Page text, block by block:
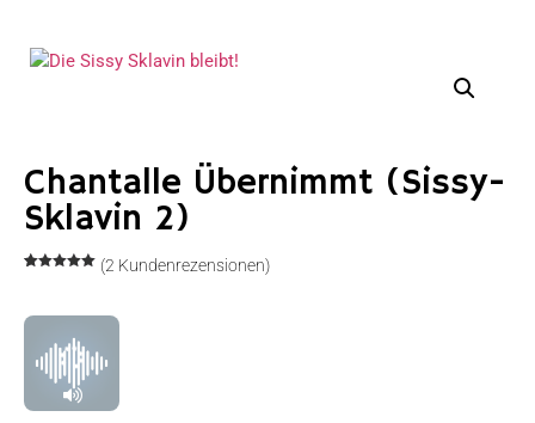
Chantalle Übernimmt (Sissy-
Sklavin 2)
basierend
Kundenbewertungen
(2 Kundenrezensionen)